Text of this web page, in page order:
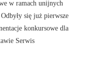
w ramach unijnych
się już pierwsze
konkursowe dla
Serwis